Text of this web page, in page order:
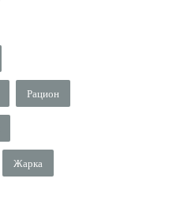
Рацион
Жарка